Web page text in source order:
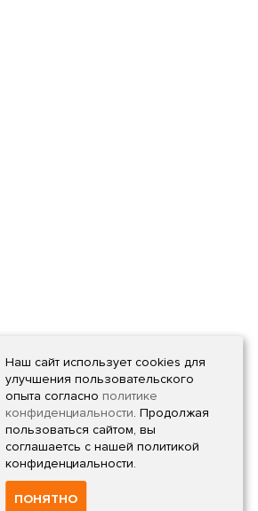
Наш сайт использует cookies для
улучшения пользовательского
опыта согласно политике
конфиденциальности. Продолжая
пользоваться сайтом, вы
соглашаетсь с нашей политикой
конфиденциальности.
ПОНЯТНО